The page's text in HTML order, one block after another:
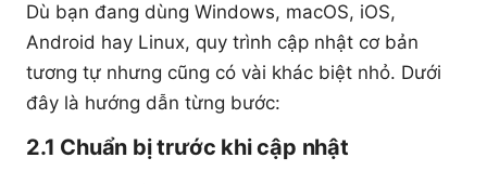
Dù bạn đang dùng Windows, macOS, iOS,
Android hay Linux, quy trình cập nhật cơ bản
tương tự nhưng cũng có vài khác biệt nhỏ. Dưới
đây là hướng dẫn từng bước:
2.1 Chuẩn bị trước khi cập nhật